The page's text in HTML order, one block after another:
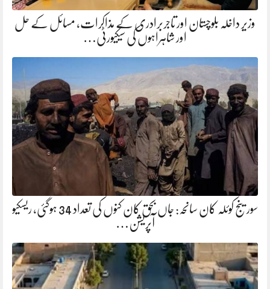
وزیر داخلہ بلوچستان اور تاجربرادری کے مذاکرات، مسائل کے حل
اور شاہراہوں کی سیکیورٹی…
سورینج کوئلہ کان سانحہ: جاں بحق کان کنوں کی تعداد 34 ہوگئی، ریسکیو
آپریشن…